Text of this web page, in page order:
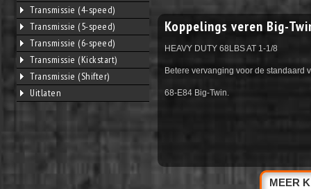
Transmissie (4-speed)
Transmissie (5-speed)
Transmissie (6-speed)
Transmissie (Kickstart)
Transmissie (Shifter)
Uitlaten
Koppelings veren Big-
HEAVY DUTY 68LBS AT 1-1/8
Betere vervanging voor de standaard
68-E84 Big-Twin.
MEER